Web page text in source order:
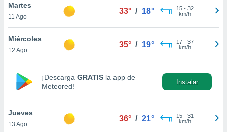
de
aceptar
de
Martes
11 Ago
33° / 18° 15- 32
km/h
Miércoles
12 Ago
35° / 19° 17- 37
km/h
¡Descarga GRATIS la app de
Meteored!
Instalar
Jueves
13 Ago
36° / 21° 15- 31
km/h